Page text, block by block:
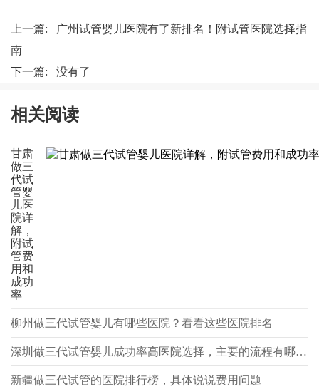
上一篇:
广州试管婴儿医院有了新排名！附试管医院选择指
南
下一篇: 没有了
相关阅读
甘肃
做三
代试
管婴
儿医
院详
解，
附试
管费
用和
成功
率
柳州做三代试管婴儿有哪些医院？看看这些医院排名
深圳做三代试管婴儿成功率高医院选择，主要的流程有哪些？
新疆做三代试管的医院排行榜，具体说说费用问题